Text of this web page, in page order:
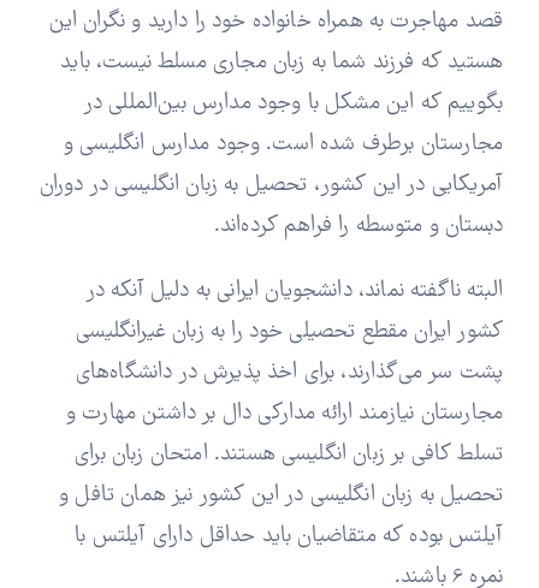
قصد مهاجرت به همراه خانواده خود را دارید و نگران این
هستید که فرزند شما به زبان مجاری مسلط نیست، باید
بگوییم که این مشکل با وجود مدارس بین‌المللی در
مجارستان برطرف شده است. وجود مدارس انگلیسی و
آمریکایی در این کشور، تحصیل به زبان انگلیسی در دوران
دبستان و متوسطه را فراهم کرده‌اند.
البته ناگفته نماند، دانشجویان ایرانی به دلیل آنکه در
کشور ایران مقطع تحصیلی خود را به زبان غیرانگلیسی
پشت سر می‌گذارند، برای اخذ پذیرش در دانشگاه‌های
مجارستان نیازمند ارائه مدارکی دال بر داشتن مهارت و
تسلط کافی بر زبان انگلیسی هستند. امتحان زبان برای
تحصیل به زبان انگلیسی در این کشور نیز همان تافل و
آیلتس بوده که متقاضیان باید حداقل دارای آیلتس با
نمره 6 باشند.